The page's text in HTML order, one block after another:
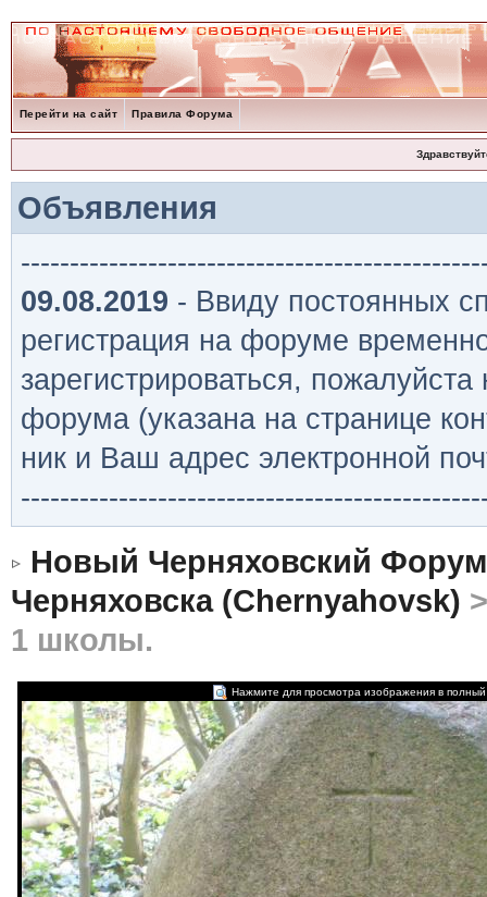
Перейти на сайт Правила Форума
Объявления
09.08.2019 - Ввиду постоянных
регистрация на форуме
зарегистрироваться,
форума (указана на странице
ник и Ваш адрес электронной
Новый Черняховский Форум
Черняховска (Chernyahovsk)
1 школы.
Нажмите для просмотра изображения в